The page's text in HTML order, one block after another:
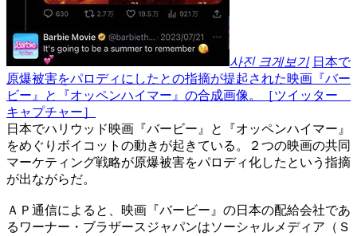
사진 크게보기 日本で
原爆被害をパロディにしたとの指摘が提起された映画『バー
ビー』と『オッペンハイマー』の合成画像。［ツイッター
キャプチャー］
日本でハリウッド映画『バービー』と『オッペンハイマー』
をめぐりボイコットの動きが起きている。２つの映画の共同
マーケティング戦略が原爆被害をパロディ化したという指摘
が出ながらだ。
ＡＰ通信によると、映画『バービー』の日本の配給会社であ
るワーナー・ブラザースジャパンはソーシャルメディア（Ｓ